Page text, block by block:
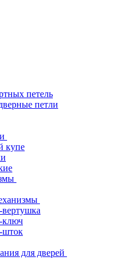
петель
петли
купе
для дверей